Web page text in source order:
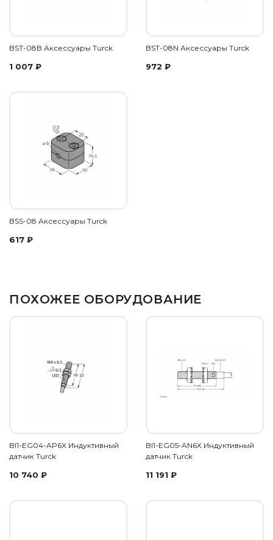
BST-08B Аксессуары Turck
1 007 ₽
BST-08N Аксессуары Turck
972 ₽
BSS-08 Аксессуары Turck
617 ₽
ПОХОЖЕЕ ОБОРУДОВАНИЕ
BI1-EG04-AP6X Индуктивный
датчик Turck
10 740 ₽
BI1-EG05-AN6X Индуктивный
датчик Turck
11 191 ₽